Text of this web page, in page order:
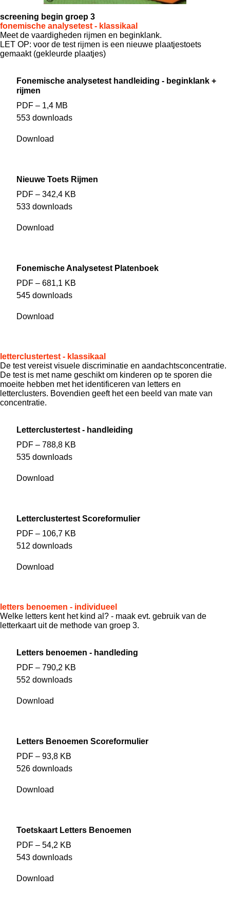
screening begin groep 3
fonemische analysetest - klassikaal
Meet de vaardigheden rijmen en beginklank.
LET OP: voor de test rijmen is een nieuwe plaatjestoets
gemaakt (gekleurde plaatjes)
Fonemische analysetest handleiding - beginklank +
rijmen
PDF – 1,4 MB
553 downloads
Download
Nieuwe Toets Rijmen
PDF – 342,4 KB
533 downloads
Download
Fonemische Analysetest Platenboek
PDF – 681,1 KB
545 downloads
Download
letterclustertest - klassikaal
De test vereist visuele discriminatie en aandachtsconcentratie.
De test is met name geschikt om kinderen op te sporen die
moeite hebben met het identificeren van letters en
letterclusters. Bovendien geeft het een beeld van mate van
concentratie.
Letterclustertest - handleiding
PDF – 788,8 KB
535 downloads
Download
Letterclustertest Scoreformulier
PDF – 106,7 KB
512 downloads
Download
letters benoemen - individueel
Welke letters kent het kind al? - maak evt. gebruik van de
letterkaart uit de methode van groep 3.
Letters benoemen - handleding
PDF – 790,2 KB
552 downloads
Download
Letters Benoemen Scoreformulier
PDF – 93,8 KB
526 downloads
Download
Toetskaart Letters Benoemen
PDF – 54,2 KB
543 downloads
Download